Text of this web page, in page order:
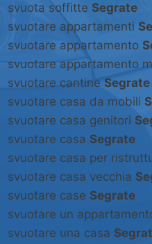
svuota soffitte Segrate
svuotare appartamenti
svuotare appartamento
svuotare appartamento
svuotare cantine Segrate
svuotare casa da mobili
svuotare casa genitori
svuotare casa Segrate
svuotare casa per
svuotare casa vecchia
svuotare case Segrate
svuotare un
svuotare una casa